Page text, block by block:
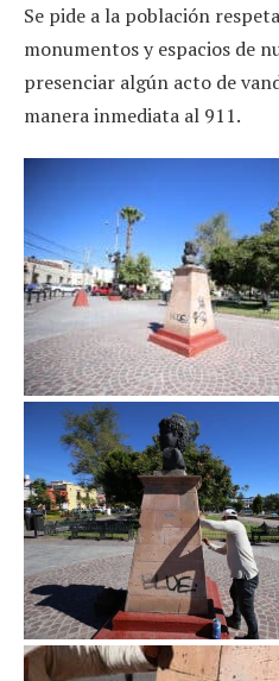
Se pide a la población
monumentos y espacios de
presenciar algún acto de
manera inmediata al 911.